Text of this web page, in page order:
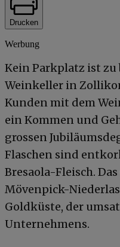
Drucken
Werbung
Kein Parkplatz ist
Weinkeller in
Kunden mit dem
ein Kommen und
grossen
Flaschen sind
Bresaola-Fleisch.
Mövenpick-
Goldküste, der
Unternehmens.